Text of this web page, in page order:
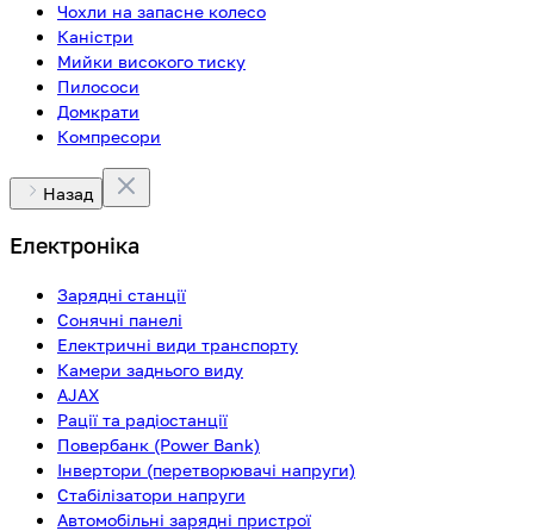
Чохли на запасне колесо
Каністри
Мийки високого тиску
Пилососи
Домкрати
Компресори
Назад
Електроніка
Зарядні станції
Сонячні панелі
Електричні види транспорту
Камери заднього виду
AJAX
Рації та радіостанції
Повербанк (Power Bank)
Інвертори (перетворювачі напруги)
Стабілізатори напруги
Автомобільні зарядні пристрої